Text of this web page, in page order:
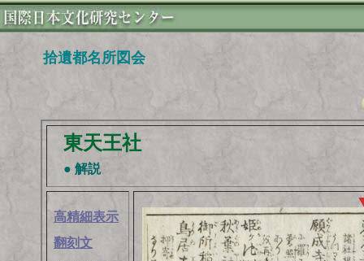
拾遺都名所図会
東天王社
● 解説
高精細表示
翻刻文